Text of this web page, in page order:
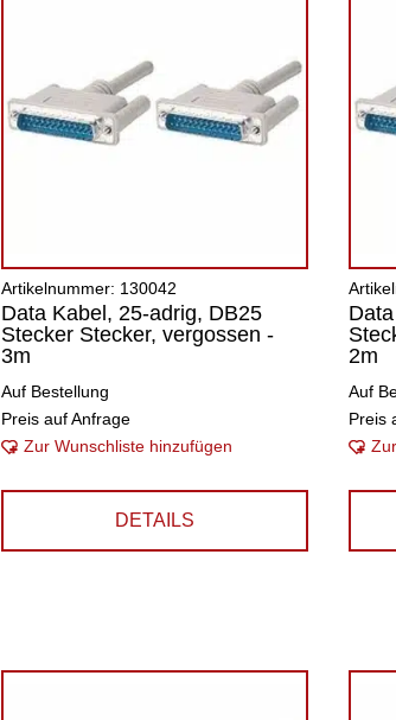
Artikelnummer: 130042
Data Kabel, 25-adrig, DB25
Stecker Stecker, vergossen -
3m
Auf Bestellung
Preis auf Anfrage
Zur Wunschliste hinzufügen
DETAILS
2m
Auf
Preis